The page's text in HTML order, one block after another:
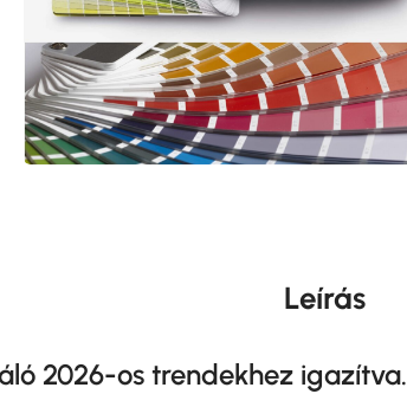
Leírás
2026-os trendekhez igazítva.